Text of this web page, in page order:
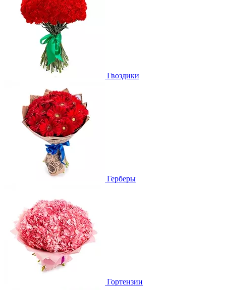
Гвоздики
Герберы
Гортензии